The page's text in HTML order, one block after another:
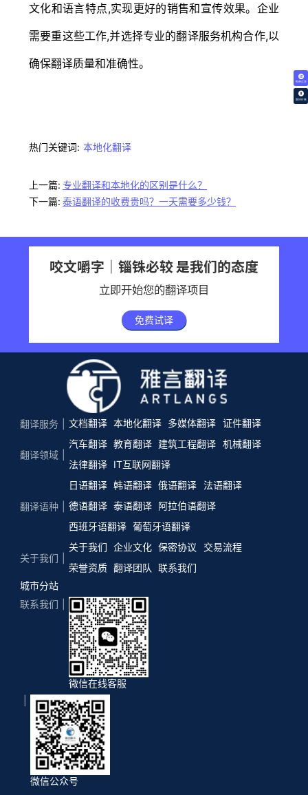
免费试译
翻译价格
文化和语言特点,实现更好的销售和宣传效果。企业
需要重这些工作,并选择专业的翻译服务机构合作,以
确保翻译质量和准确性。
热门关键词: 本地化翻译
上一篇: 专业翻译和本地化的区别是什么？
下一篇: 泰语翻译的收费贵吗？一天需要多少钱？
咬文嚼字｜锱铢必较 是我们的态度
立即开始您的翻译项目
免费试译
翻译服务 文档翻译 本地化翻译 多媒体翻译 证件翻译
翻译领域
汽车翻译 教育翻译 建筑工程翻译 机械翻译
法律翻译
IT互联网翻译
翻译语种
日语翻译 韩语翻译 俄语翻译
法语翻译
德语翻译 泰语翻译 阿拉伯语翻译
西班牙语翻译 葡萄牙语翻译
关于我们
关于我们 企业文化 保密协议
交易流程
荣誉资质 翻译团队
联系我们
城市分站
联系我们
微信在线客服
微信公众号